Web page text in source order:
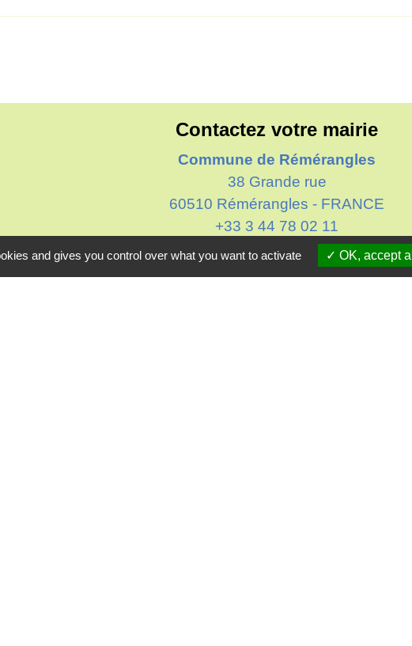
Contactez votre mairie
Commune de Rémérangles
38 Grande rue
60510 Rémérangles - FRANCE
+33 3 44 78 02 11
Contact par formulaire
and gives you control over what you want to activate OK, accept all